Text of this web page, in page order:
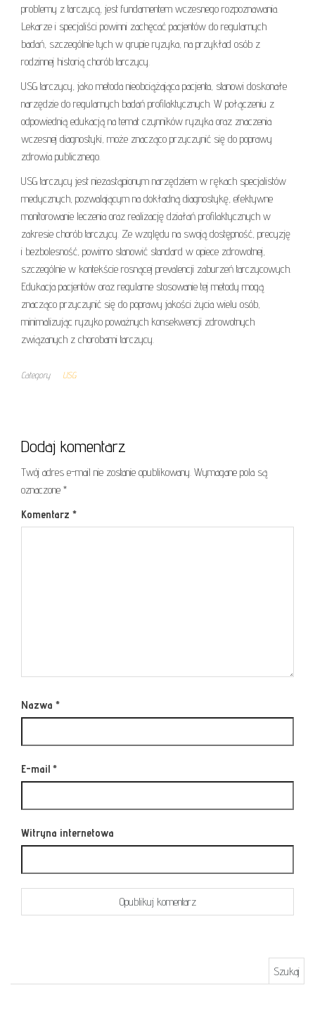
problemy z tarczycą, jest fundamentem wczesnego rozpoznawania.
Lekarze i specjaliści powinni zachęcać pacjentów do regularnych
badań, szczególnie tych w grupie ryzyka, na przykład osób z
rodzinnej historią chorób tarczycy.
USG tarczycy, jako metoda nieobciążająca pacjenta, stanowi doskonałe
narzędzie do regularnych badań profilaktycznych. W połączeniu z
odpowiednią edukacją na temat czynników ryzyka oraz znaczenia
wczesnej diagnostyki, może znacząco przyczynić się do poprawy
zdrowia publicznego.
USG tarczycy jest niezastąpionym narzędziem w rękach specjalistów
medycznych, pozwalającym na dokładną diagnostykę, efektywne
monitorowanie leczenia oraz realizację działań profilaktycznych w
zakresie chorób tarczycy. Ze względu na swoją dostępność, precyzję
i bezbolesność, powinno stanowić standard w opiece zdrowotnej,
szczególnie w kontekście rosnącej prevalencji zaburzeń tarczycowych.
Edukacja pacjentów oraz regularne stosowanie tej metody mogą
znacząco przyczynić się do poprawy jakości życia wielu osób,
minimalizując ryzyko poważnych konsekwencji zdrowotnych
związanych z chorobami tarczycy.
Category USG
Dodaj komentarz
Twój adres e-mail nie zostanie opublikowany. Wymagane pola są
oznaczone *
Komentarz *
Nazwa *
E-mail *
Witryna internetowa